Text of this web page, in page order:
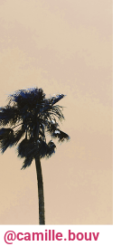
@camille.bouv